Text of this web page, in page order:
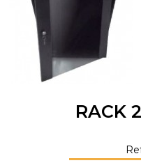
RACK